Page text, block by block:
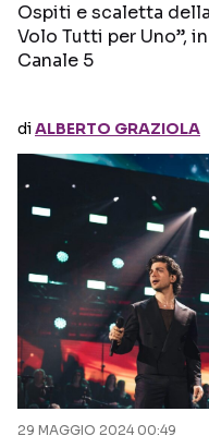
Ospiti e scaletta
Volo Tutti per Uno”,
Canale 5
diALBERTO GRAZIOLA
29 MAGGIO 2024 00:49